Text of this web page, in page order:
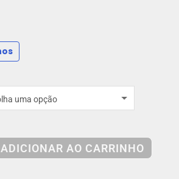
uma opção
ADICIONAR AO CARRINHO